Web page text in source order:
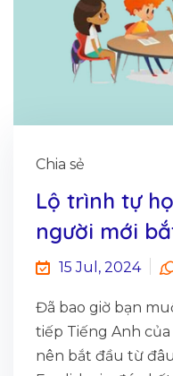
Chia sẻ
Lộ trình tự
người mới
15 Jul, 2024
Đã bao giờ bạn
tiếp Tiếng Anh
nên bắt đầu từ